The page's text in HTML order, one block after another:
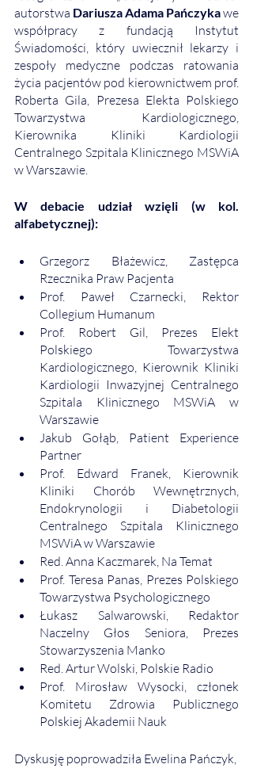
autorstwa Dariusza Adama Pańczyka we
współpracy z fundacją Instytut
Świadomości, który uwiecznił lekarzy i
zespoły medyczne podczas ratowania
życia pacjentów pod kierownictwem prof.
Roberta Gila, Prezesa Elekta Polskiego
Towarzystwa Kardiologicznego,
Kierownika Kliniki Kardiologii
Centralnego Szpitala Klinicznego MSWiA
w Warszawie.
W debacie udział wzięli (w kol.
alfabetycznej):
Grzegorz Błażewicz, Zastępca
Rzecznika Praw Pacjenta
Prof. Paweł Czarnecki, Rektor
Collegium Humanum
Prof. Robert Gil, Prezes Elekt
Polskiego Towarzystwa
Kardiologicznego, Kierownik Kliniki
Kardiologii Inwazyjnej Centralnego
Szpitala Klinicznego MSWiA w
Warszawie
Jakub Gołąb, Patient Experience
Partner
Prof. Edward Franek, Kierownik
Kliniki Chorób Wewnętrznych,
Endokrynologii i Diabetologii
Centralnego Szpitala Klinicznego
MSWiA w Warszawie
Red. Anna Kaczmarek, Na Temat
Prof. Teresa Panas, Prezes Polskiego
Towarzystwa Psychologicznego
Łukasz Salwarowski, Redaktor
Naczelny Głos Seniora, Prezes
Stowarzyszenia Manko
Red. Artur Wolski, Polskie Radio
Prof. Mirosław Wysocki, członek
Komitetu Zdrowia Publicznego
Polskiej Akademii Nauk
Dyskusję poprowadziła Ewelina Pańczyk,